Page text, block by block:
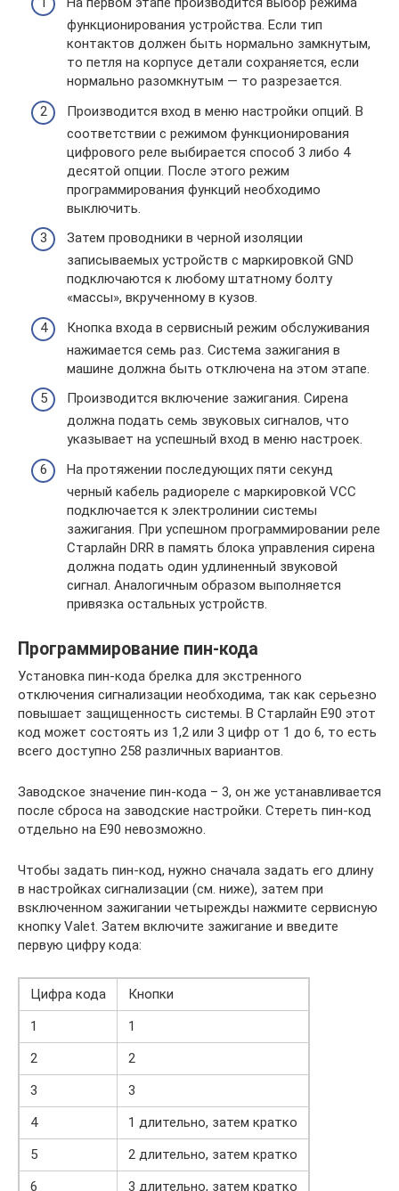
функционирования устройства. Если тип
контактов должен быть нормально замкнутым,
то петля на корпусе детали сохраняется, если
нормально разомкнутым — то разрезается.
Производится вход в меню настройки опций. В
соответствии с режимом функционирования
цифрового реле выбирается способ 3 либо 4
десятой опции. После этого режим
программирования функций необходимо
выключить.
Затем проводники в черной изоляции
записываемых устройств с маркировкой GND
подключаются к любому штатному болту
«массы», вкрученному в кузов.
Кнопка входа в сервисный режим обслуживания
нажимается семь раз. Система зажигания в
машине должна быть отключена на этом этапе.
Производится включение зажигания. Сирена
должна подать семь звуковых сигналов, что
указывает на успешный вход в меню настроек.
На протяжении последующих пяти секунд
черный кабель радиореле с маркировкой VCC
подключается к электролинии системы
зажигания. При успешном программировании реле
Старлайн DRR в память блока управления сирена
должна подать один удлиненный звуковой
сигнал. Аналогичным образом выполняется
привязка остальных устройств.
Программирование пин-кода
Установка пин-кода брелка для экстренного
отключения сигнализации необходима, так как серьезно
повышает защищенность системы. В Старлайн Е90 этот
код может состоять из 1,2 или 3 цифр от 1 до 6, то есть
всего доступно 258 различных вариантов.
Заводское значение пин-кода – 3, он же устанавливается
после сброса на заводские настройки. Стереть пин-код
отдельно на Е90 невозможно.
Чтобы задать пин-код, нужно сначала задать его длину
в настройках сигнализации (см. ниже), затем при
вsключенном зажигании четырежды нажмите сервисную
кнопку Valet. Затем включите зажигание и введите
первую цифру кода:
Цифра кода
Кнопки
1
1
2
2
3
3
4
1 длительно, затем кратко
5
2 длительно, затем кратко
6
3 длительно, затем кратко